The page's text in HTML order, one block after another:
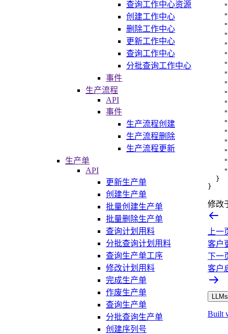
查询工作中心资源
创建工作中心
删除工作中心
更新工作中心
查询工作中心
分批查询工作中心
事件
生产流程
API
事件
生产流程创建
生产流程删除
生产流程更新
生产单
API
更新生产单
创建生产单
批量创建生产单
批量删除生产单
查询计划用料
分批查询计划用料
查询生产单工序
修改计划用料
完成生产单
作废生产单
查询生产单
分批查询生产单
创建序列号
}
}
修改
上一
客户
下一
客户
Built